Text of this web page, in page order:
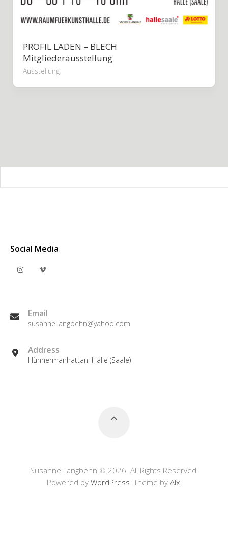
PROFIL LADEN – BLECH
Mitgliederausstellung
Ausstellung
Social Media
Email
susanne.langbehn@yahoo.com
Address
Hühnermanhattan, Halle (Saale)
Susanne Langbehn © 2026. All Rights Reserved.
Powered by WordPress. Theme by Alx.